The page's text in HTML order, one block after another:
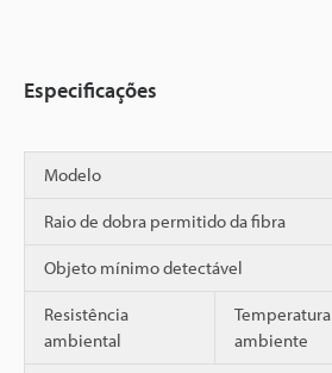
Especificações
Modelo
Raio de dobra permitido da fibra
Objeto mínimo detectável
Resistência
ambiental
Temperatura
ambiente